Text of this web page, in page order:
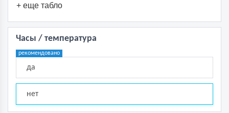
+ еще табло
Часы / температура
рекомендовано
да
нет